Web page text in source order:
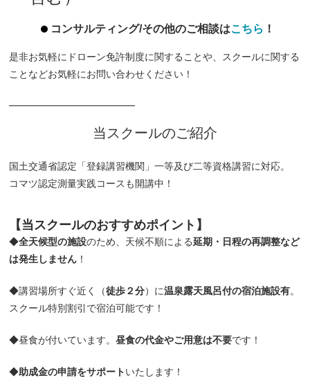
コンサルティング/その他のご相談はこちら ！
是非お気軽にドローン免許制度に関することや、スクールに関する
ことなどお気軽にお問い合わせください！
━━━━━━━━━━━━━
当スクールのご紹介
国土交通省認定「登録講習機関」一等及び二等資格講習に対応。
コマツ認定測量実践コースも開講中！
【当スクールのおすすめポイント 】
◆全天候型の施設のため、天候不順による延期・日程の再調整など
は発生しません ！
◆講習場所すぐ近く（徒歩２分）に温泉露天風呂付の宿泊施設有。
スクール特別割引で宿泊可能です！
◆昼食が付いています。昼食の代金やご用意は不要です！
◆助成金の申請をサポートいたします！